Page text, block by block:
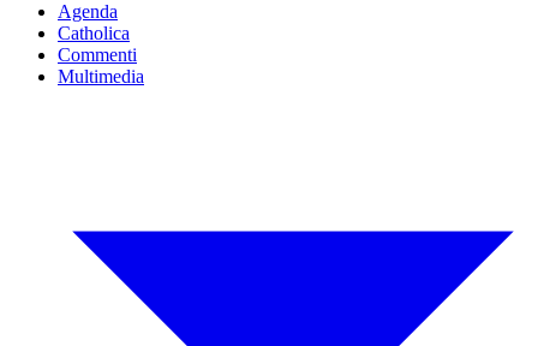
Agenda
Catholica
Commenti
Multimedia